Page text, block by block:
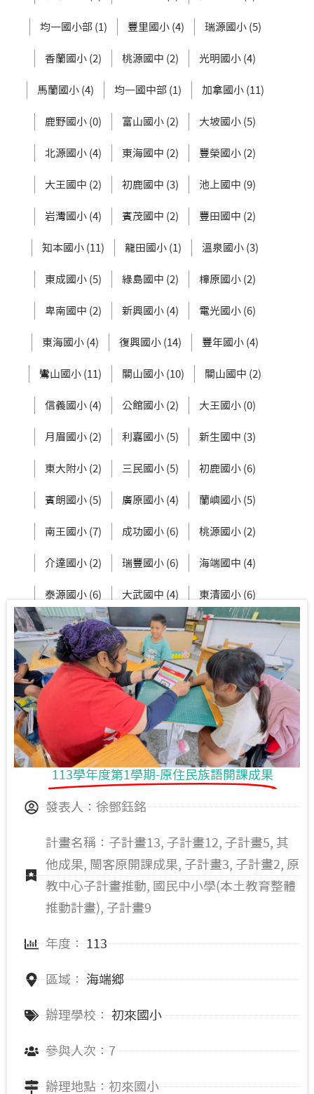
均一國小部 (1) 豐里國小 (4) 瑞源國小 (5)
香蘭國小 (2) 桃源國中 (2) 光明國小 (4)
馬蘭國小 (4) 均一國中部 (1) 加拿國小 (11)
鹿野國小 (0) 富山國小 (2) 大坡國小 (5)
北源國小 (4) 東海國中 (2) 豐榮國小 (2)
大王國中 (2) 初鹿國中 (3) 池上國中 (9)
岩灣國小 (4) 賓茂國中 (2) 豐田國中 (2)
知本國小 (11) 龍田國小 (1) 溫泉國小 (3)
東成國小 (5) 綠島國中 (2) 樟原國小 (2)
卑南國中 (2) 新興國小 (4) 電光國小 (6)
東海國小 (4) 復興國小 (14) 豐年國小 (4)
鸞山國小 (11) 關山國小 (10) 關山國中 (2)
信義國小 (4) 公館國小 (2) 大王國小 (0)
月眉國小 (2) 利嘉國小 (5) 新生國中 (3)
東大附小 (2) 三民國小 (5) 初鹿國小 (6)
賓朗國小 (5) 廣原國小 (4) 蘭嶼國小 (5)
南王國小 (7) 成功國小 (6) 桃源國小 (2)
介達國小 (2) 瑞豐國小 (6) 海端國中 (4)
泰源國小 (6) 大武國中 (4) 東清國小 (6)
都蘭國中 (10) 大鳥國小 (6)
113學年度第1學期-原住民族語開課成果
發表人：徐鄧鈺銘
計畫名稱：子計畫13, 子計畫12, 子計畫5, 其
他成果, 閩客原開課成果, 子計畫3, 子計畫2, 原
教中心子計畫推動, 國民中小學(本土教育整體
推動計畫), 子計畫9
年度： 113
區域： 海端鄉
辦理學校： 初來國小
參與人次：7
辦理地點：初來國小